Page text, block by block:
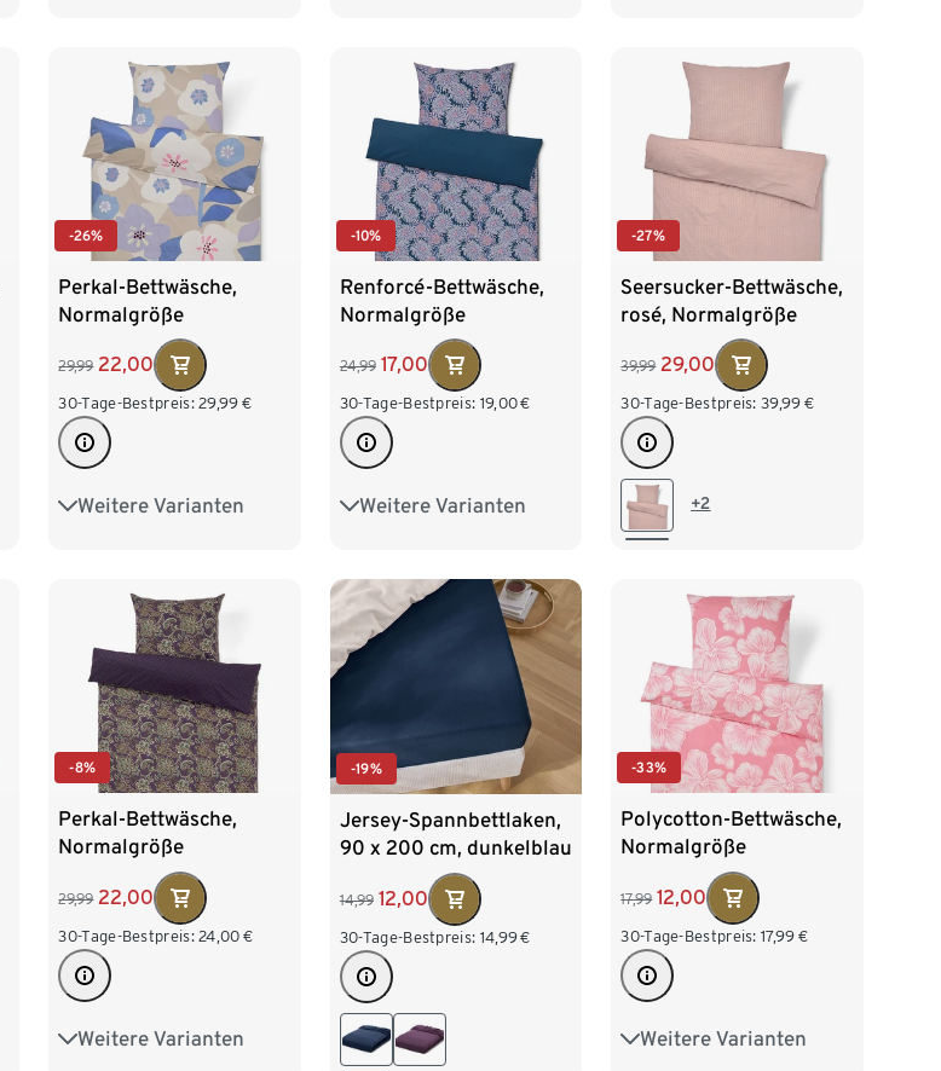
-26%
Perkal-Bettwäsche,
Normalgröße
29,99 22,00
30-Tage-Bestpreis: 29,99 €
Weitere Varianten
Übergröße
-10%
Renforcé-Bettwäsche,
Normalgröße
24,99 17,00
30-Tage-Bestpreis: 19,00€
Weitere Varianten
Übergröße
-27%
Seersucker-Bettwäsche,
rosé, Normalgröße
39,99 29,00
30-Tage-Bestpreis: 39,99 €
+2
-8%
Perkal-Bettwäsche,
Normalgröße
29,99 22,00
30-Tage-Bestpreis: 24,00 €
Weitere Varianten
Übergröße
-19%
Jersey-Spannbettlaken,
90 x 200 cm, dunkelblau
14,99 12,00
30-Tage-Bestpreis: 14,99€
-33%
Polycotton-Bettwäsche,
Normalgröße
17,99 12,00
30-Tage-Bestpreis: 17,99 €
Weitere Varianten
Übergröße